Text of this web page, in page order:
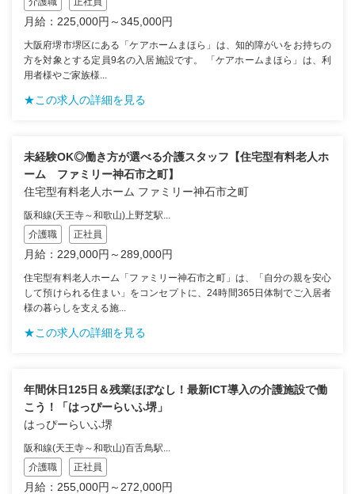
月給：225,000円～345,000円
大阪府堺市堺区にある「ケアホームまほら」は、知的障がいをお持ちの
方を対象とする定員9名の入居施設です。 「ケアホームまほら」は、利
用者様やご家族様...
★この求人の詳細を見る
未経験OK◎働き方が選べる介護スタッフ【住宅型有料老人ホ
ーム ファミリー神石市之町】
住宅型有料老人ホーム ファミリー神石市之町
阪和線(天王寺～和歌山)上野芝駅...
介護職
正社員
月給：229,000円～289,000円
住宅型有料老人ホーム「ファミリー神石市之町」は、「自分の親を安心
して預けられる住まい」をコンセプトに、24時間365日体制でご入居者
様の暮らしを支える施...
★この求人の詳細を見る
年間休日125日＆残業ほぼなし！最新ICT導入の介護施設で働
こう！「はっぴーらいふ堺」
はっぴーらいふ堺
阪和線(天王寺～和歌山)百舌鳥駅...
介護職
正社員
月給：255,000円～272,000円